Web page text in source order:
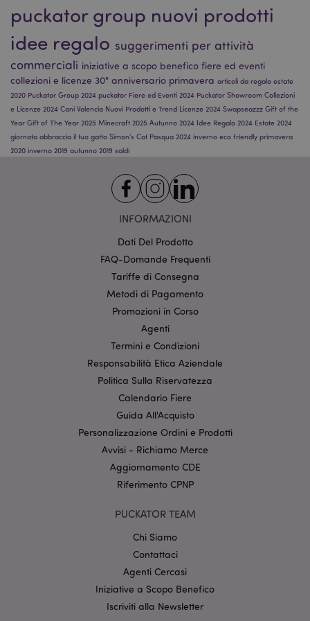
puckator group nuovi prodotti
idee regalo suggerimenti per attività
commerciali iniziative a scopo benefico fiere ed eventi
collezioni e licenze 30° anniversario primavera articoli da regalo estate
2020 Puckator Group 2024 puckator Fiere ed Eventi 2024 Puckator Showroom Collezioni
e Licenze 2024 Cani Valencia Nuovi Prodotti e Trend Licenze 2024 Swapseazzz Gift of the
Year Gift of The Year 2025 Minecraft 2025 Autunno 2024 Idee Regalo 2024 Estate 2024
giornata abbraccia il tuo gatto Simon's Cat Pasqua 2024 inverno eco friendly primavera
2020 inverno 2019 autunno 2019 saldi
INFORMAZIONI
Dati Del Prodotto
FAQ-Domande Frequenti
Tariffe di Consegna
Metodi di Pagamento
Promozioni in Corso
Agenti
Termini e Condizioni
Responsabilità Etica Aziendale
Politica Sulla Riservatezza
Calendario Fiere
Guida All'Acquisto
Personalizzazione Ordini e Prodotti
Avvisi - Richiamo Merce
Aggiornamento CDE
Riferimento CPNP
PUCKATOR TEAM
Chi Siamo
Contattaci
Agenti Cercasi
Iniziative a Scopo Benefico
Iscriviti alla Newsletter
funzionalità di base del sito web come accesso alla
propria area riservata e gestione dell'account. Il sito
internet non può essere utilizzato correttamente
senza i cookie strettamente necessari.
Nome
Provider /
CookieScriptConsent
CookieScript
www.puckator.it
2
mage-cache-sessid
www.puckator.it
section_data_ids
l"Informativa sulla privacy di Google